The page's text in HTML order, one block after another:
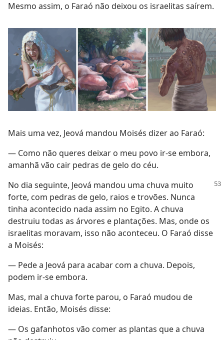
Mesmo assim, o Faraó não deixou os israelitas saírem.
Mais uma vez, Jeová mandou Moisés dizer ao Faraó:
— Como não queres deixar o meu povo ir-se embora,
amanhã vão cair pedras de gelo do céu.
No dia seguinte, Jeová mandou uma chuva muito
forte, com pedras de gelo, raios e trovões. Nunca
tinha acontecido nada assim no Egito. A chuva
destruiu todas as árvores e plantações. Mas, onde os
israelitas moravam, isso não aconteceu. O Faraó disse
a Moisés:
— Pede a Jeová para acabar com a chuva. Depois,
podem ir-se embora.
Mas, mal a chuva forte parou, o Faraó mudou de
ideias. Então, Moisés disse:
— Os gafanhotos vão comer as plantas que a chuva